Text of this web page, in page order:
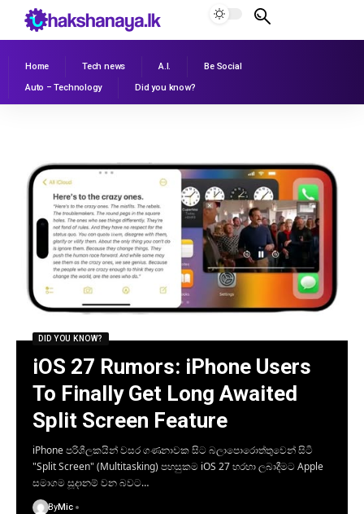
Home Tech news A.I.
Be Social
Auto – Technology
Did you know?
DID YOU KNOW?
iOS 27 Rumors: iPhone Users
To Finally Get Long Awaited
Split Screen Feature
​iPhone පරිශීලකයින් වසර ගණනාවක සිට බලාපොරොත්තුවෙන් සිටි
"Split Screen" (Multitasking) පහසුකම iOS 27 හරහා ලබාදීමට Apple
සමාගම සූදානම් වන බවට…
ByMic